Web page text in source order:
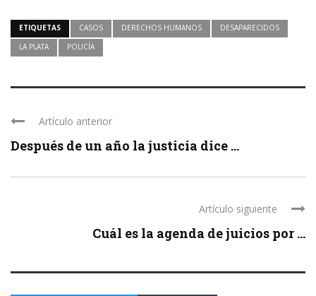
ETIQUETAS CASOS DERECHOS HUMANOS
DESAPARECIDOS
LA PLATA
POLICÍA
Artículo anterior
Después de un año la justicia dice ...
Artículo siguiente
Cuál es la agenda de juicios por ...